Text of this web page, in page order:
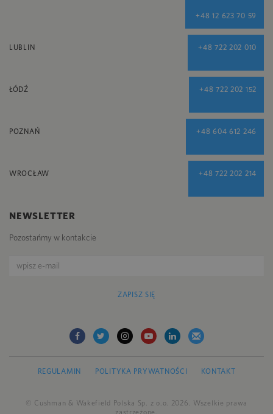
+48 12 623 70 59
LUBLIN +48 722 202 010
ŁÓDŹ +48 722 202 152
POZNAŃ +48 604 612 246
WROCŁAW +48 722 202 214
NEWSLETTER
Pozostańmy w kontakcie
ZAPISZ SIĘ
REGULAMIN POLITYKA PRYWATNOŚCI KONTAKT
© Cushman & Wakefield Polska Sp. z o.o. 2026. Wszelkie prawa
zastrzeżone.